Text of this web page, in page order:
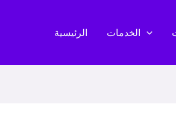
الرئيسية الخدمات